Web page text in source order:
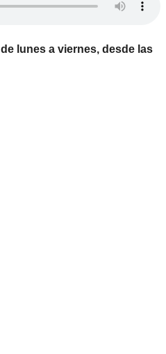
de lunes a viernes, desde las